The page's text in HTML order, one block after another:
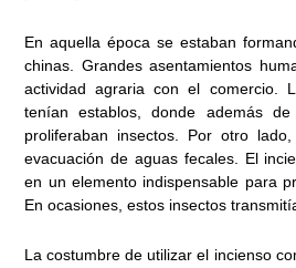
En aquella época se estaban
chinas. Grandes asentamientos
actividad agraria con el comercio.
tenían establos, donde además de
proliferaban insectos. Por otro
evacuación de aguas fecales. El
en un elemento indispensable para
En ocasiones, estos insectos
La costumbre de utilizar el incienso